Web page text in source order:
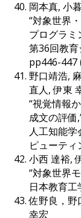
岡本真, 小
“対象世界
プログラミ
第36回教
pp446-447
野口靖浩,
直人, 伊東
“視覚情報
成文の評価
人工知能
ピューテ
小西 達裕,
“対象世界
日本教育
佐野良，野
幸宏